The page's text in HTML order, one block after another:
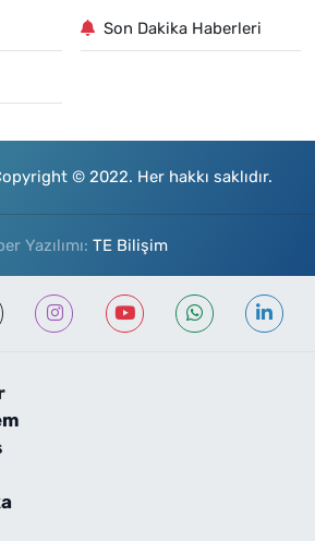
Son Dakika Haberleri
© 2022. Her hakkı saklıdır.
Yazılımı: TE Bilişim